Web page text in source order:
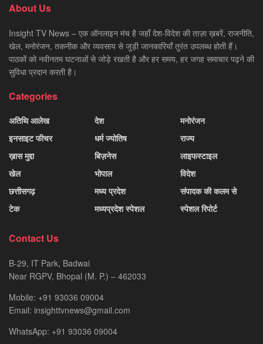
About Us
Insight TV News – एक ऑनलाइन मंच है जहाँ देश-विदेश की ताज़ा ख़बरें, राजनीति,
खेल, मनोरंजन, तकनीक और व्यवसाय से जुड़ी जानकारियाँ तुरंत उपलब्ध होती हैं।
पाठकों को नवीनतम घटनाओं से जोड़े रखती है और हर समय, हर जगह समाचार पढ़ने की
सुविधा प्रदान करती है।
Categories
अतिथि आलेख
इनसाइट फीचर
ख़ास मुद्दा
खेल
छत्तीसगढ़
टेक
देश
धर्म ज्योतिष
बिज़नेस
भोपाल
मध्य प्रदेश
मध्यप्रदेश स्पेशल
मनोरंजन
राज्य
लाइफस्टाइल
विदेश
संपादक की कलम से
स्पेशल रिपोर्ट
Contact Us
B-29, IT Park, Badwai
Near RGPV, Bhopal (M. P.) – 462033
Mobile: +91 93036 09004
Email: insighttvnews@gmail.com
WhatsApp: +91 93036 09004